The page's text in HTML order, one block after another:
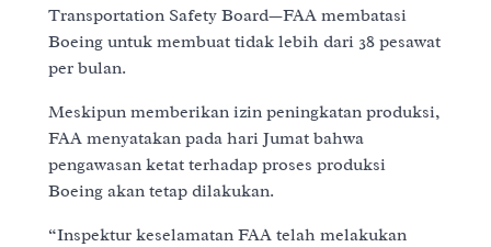
Transportation Safety Board—FAA membatasi
Boeing untuk membuat tidak lebih dari 38 pesawat
per bulan.
Meskipun memberikan izin peningkatan produksi,
FAA menyatakan pada hari Jumat bahwa
pengawasan ketat terhadap proses produksi
Boeing akan tetap dilakukan.
“Inspektur keselamatan FAA telah melakukan